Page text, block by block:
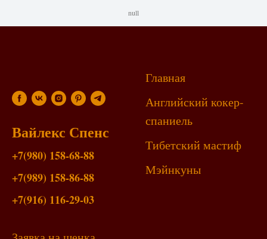
null
Вайлекс Спенс
+7(980) 158-68-88
+7(989) 158-86-88
+7(916) 116-29-03
Главная
Английский кокер-
спаниель
Тибетский мастиф
Мэйнкуны